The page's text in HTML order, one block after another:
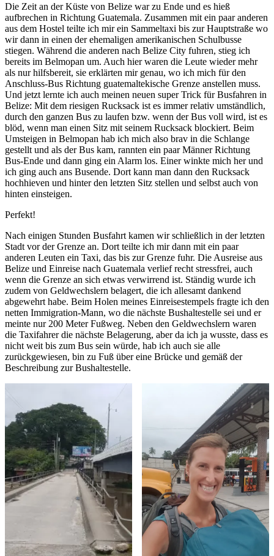
Die Zeit an der Küste von Belize war zu Ende und es hieß
aufbrechen in Richtung Guatemala. Zusammen mit ein paar anderen
aus dem Hostel teilte ich mir ein Sammeltaxi bis zur Hauptstraße wo
wir dann in einen der ehemaligen amerikanischen Schulbusse
stiegen. Während die anderen nach Belize City fuhren, stieg ich
bereits im Belmopan um. Auch hier waren die Leute wieder mehr
als nur hilfsbereit, sie erklärten mir genau, wo ich mich für den
Anschluss-Bus Richtung guatemaltekische Grenze anstellen muss.
Und jetzt lernte ich auch meinen neuen super Trick für Busfahren in
Belize: Mit dem riesigen Rucksack ist es immer relativ umständlich,
durch den ganzen Bus zu laufen bzw. wenn der Bus voll wird, ist es
blöd, wenn man einen Sitz mit seinem Rucksack blockiert. Beim
Umsteigen in Belmopan hab ich mich also brav in die Schlange
gestellt und als der Bus kam, rannten ein paar Männer Richtung
Bus-Ende und dann ging ein Alarm los. Einer winkte mich her und
ich ging auch ans Busende. Dort kann man dann den Rucksack
hochhieven und hinter den letzten Sitz stellen und selbst auch von
hinten einsteigen.
Perfekt!
Nach einigen Stunden Busfahrt kamen wir schließlich in der letzten
Stadt vor der Grenze an. Dort teilte ich mir dann mit ein paar
anderen Leuten ein Taxi, das bis zur Grenze fuhr. Die Ausreise aus
Belize und Einreise nach Guatemala verlief recht stressfrei, auch
wenn die Grenze an sich etwas verwirrend ist. Ständig wurde ich
zudem von Geldwechslern belagert, die ich allesamt dankend
abgewehrt habe. Beim Holen meines Einreisestempels fragte ich den
netten Immigration-Mann, wo die nächste Bushaltestelle sei und er
meinte nur 200 Meter Fußweg. Neben den Geldwechslern waren
die Taxifahrer die nächste Belagerung, aber da ich ja wusste, dass es
nicht weit bis zum Bus sein würde, hab ich auch sie alle
zurückgewiesen, bin zu Fuß über eine Brücke und gemäß der
Beschreibung zur Bushaltestelle.